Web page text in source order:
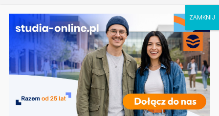
Ostatnie
wpisy:
Prawo w Łomży
Pedagogika przedszkolna i wczesnoszkolna w
Skierniewicach
Kosmetologia w Opolu
Logistyka – studia inżynierskie na Uniwersytecie
Szczecińskim
Elektroniczne przetwarzanie informacji w
Krakowie